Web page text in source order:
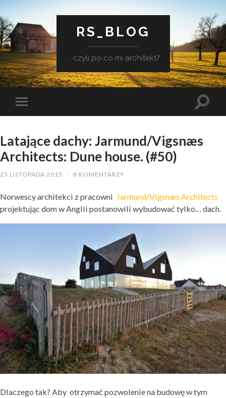
RS_BLOG
... czyli po co mi architekt?
Latające dachy: Jarmund/Vigsnæs
Architects: Dune house. (#50)
25 LISTOPADA 2015 / 8 KOMENTARZY
Norwescy architekci z pracowni Jarmund/Vigsnæs Architects
projektując dom w Anglii postanowili wybudować tylko… dach.
Dlaczego tak? Aby otrzymać pozwolenie na budowę w tym